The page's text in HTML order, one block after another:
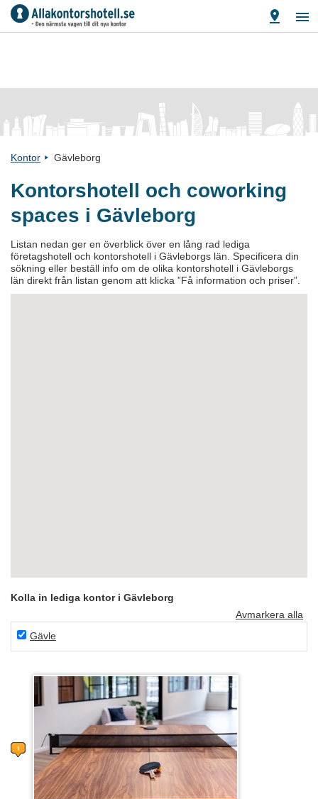
Kontor Gävleborg
Kontorshotell och coworking
spaces i Gävleborg
Listan nedan ger en överblick över en lång rad lediga
företagshotell och kontorshotell i Gävleborgs län. Specificera din
sökning eller beställ info om de olika kontorshotell i Gävleborgs
län direkt från listan genom att klicka ”Få information och priser”.
Kolla in lediga kontor i Gävleborg
Avmarkera alla
Gävle